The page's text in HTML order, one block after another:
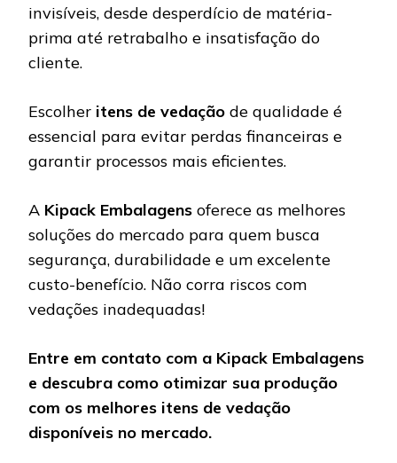
invisíveis, desde desperdício de matéria-
prima até retrabalho e insatisfação do
cliente.
Escolher itens de vedação de qualidade é
essencial para evitar perdas financeiras e
garantir processos mais eficientes.
A Kipack Embalagens oferece as melhores
soluções do mercado para quem busca
segurança, durabilidade e um excelente
custo-benefício. Não corra riscos com
vedações inadequadas!
Entre em contato com a Kipack Embalagens
e descubra como otimizar sua produção
com os melhores itens de vedação
disponíveis no mercado.